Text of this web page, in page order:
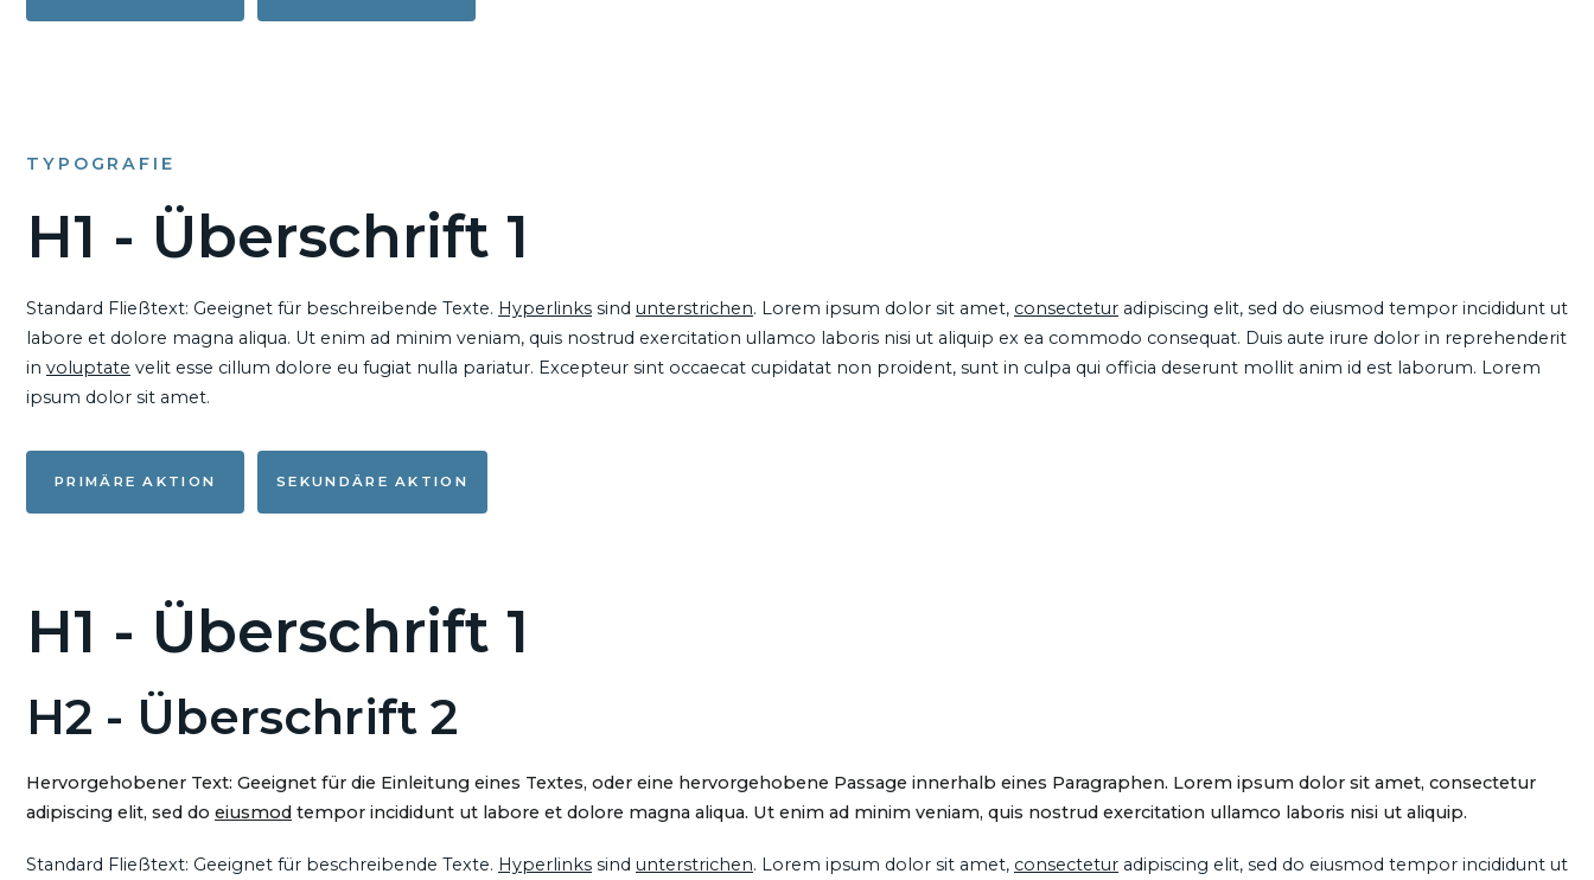
TYPOGRAFIE
H1 - Überschrift 1
Standard Fließtext: Geeignet für beschreibende Texte. Hyperlinks sind unterstrichen. Lorem ipsum dolor sit amet, consectetur adipiscing elit, sed do eiusmod tempor incididunt ut
labore et dolore magna aliqua. Ut enim ad minim veniam, quis nostrud exercitation ullamco laboris nisi ut aliquip ex ea commodo consequat. Duis aute irure dolor in reprehenderit
in voluptate velit esse cillum dolore eu fugiat nulla pariatur. Excepteur sint occaecat cupidatat non proident, sunt in culpa qui officia deserunt mollit anim id est laborum. Lorem
ipsum dolor sit amet.
PRIMÄRE AKTION SEKUNDÄRE AKTION
H1 - Überschrift 1
H2 - Überschrift 2
Hervorgehobener Text: Geeignet für die Einleitung eines Textes, oder eine hervorgehobene Passage innerhalb eines Paragraphen. Lorem ipsum dolor sit amet, consectetur
adipiscing elit, sed do eiusmod tempor incididunt ut labore et dolore magna aliqua. Ut enim ad minim veniam, quis nostrud exercitation ullamco laboris nisi ut aliquip.
Standard Fließtext: Geeignet für beschreibende Texte. Hyperlinks sind unterstrichen. Lorem ipsum dolor sit amet, consectetur adipiscing elit, sed do eiusmod tempor incididunt ut